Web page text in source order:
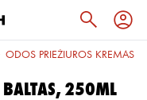
ODOS PRIEŽIŪROS KREMAS
BALTAS, 250ML